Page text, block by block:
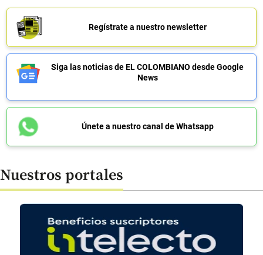
Regístrate a nuestro newsletter
Siga las noticias de EL COLOMBIANO desde Google
News
Únete a nuestro canal de Whatsapp
Nuestros portales